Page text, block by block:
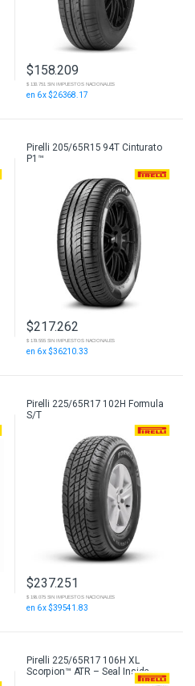
$158.209
$ 130.751 SIN IMPUESTOS NACIONALES
en 6 x $26368.17
Pirelli 205/65R15 94T Cinturato
P1™
$217.262
$ 179.555 SIN IMPUESTOS NACIONALES
en 6 x $36210.33
Pirelli 225/65R17 102H Formula
S/T
$237.251
$ 196.075 SIN IMPUESTOS NACIONALES
en 6 x $39541.83
Pirelli 225/65R17 106H XL
Scorpion™ ATR – Seal Inside